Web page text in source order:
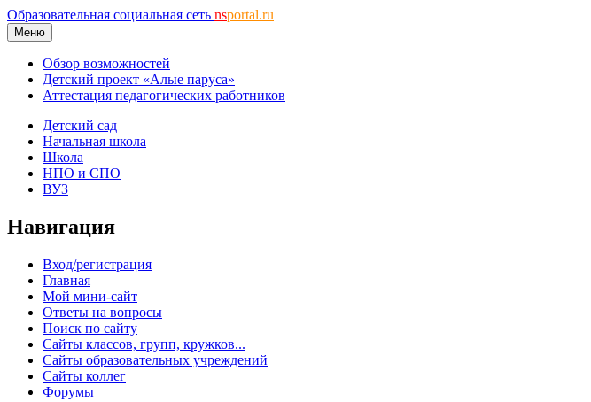
Образовательная социальная сеть nsportal.ru
Меню
Обзор возможностей
Детский проект «Алые паруса»
Аттестация педагогических работников
Детский сад
Начальная школа
Школа
НПО и СПО
ВУЗ
Навигация
Вход/регистрация
Главная
Мой мини-сайт
Ответы на вопросы
Поиск по сайту
Сайты классов, групп, кружков...
Сайты образовательных учреждений
Сайты коллег
Форумы